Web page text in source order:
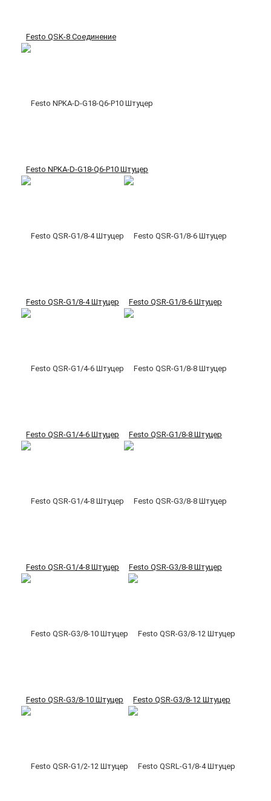
Festo QSK-8 Соединение
Festo NPKA-D-G18-Q6-P10 Штуцер
Festo QSR-G1/8-4 Штуцер Festo QSR-G1/8-6 Штуцер
Festo QSR-G1/4-6 Штуцер Festo QSR-G1/8-8 Штуцер
Festo QSR-G1/4-8 Штуцер Festo QSR-G3/8-8 Штуцер
Festo QSR-G3/8-10 Штуцер Festo QSR-G3/8-12 Штуцер